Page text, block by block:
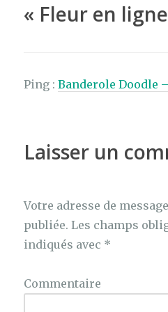
« Fleur en
Ping :Banderole Doodle
Laisser un
Votre adresse de
publiée. Les champs
indiqués avec *
Commentaire